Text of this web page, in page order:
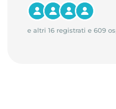
e altri 16 registrati e 609